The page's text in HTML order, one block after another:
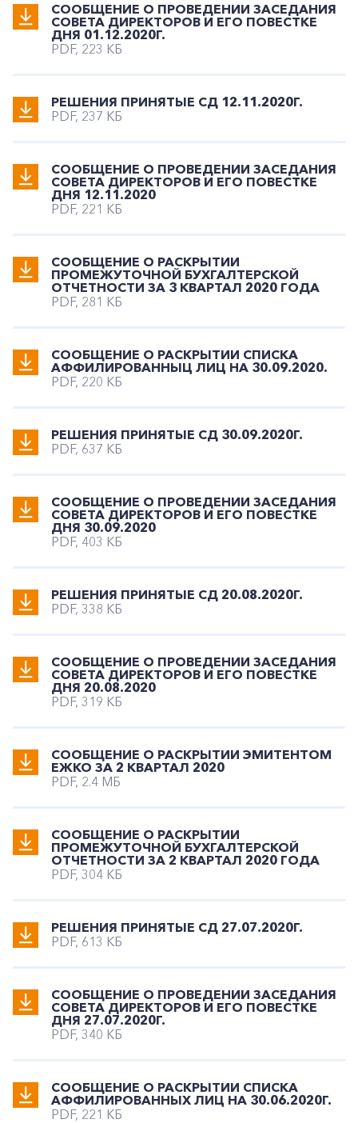
СООБЩЕНИЕ О ПРОВЕДЕНИИ ЗАСЕДАНИЯ
СОВЕТА ДИРЕКТОРОВ И ЕГО ПОВЕСТКЕ
ДНЯ 01.12.2020Г.
PDF, 223 КБ
РЕШЕНИЯ ПРИНЯТЫЕ СД 12.11.2020Г.
PDF, 237 КБ
СООБЩЕНИЕ О ПРОВЕДЕНИИ ЗАСЕДАНИЯ
СОВЕТА ДИРЕКТОРОВ И ЕГО ПОВЕСТКЕ
ДНЯ 12.11.2020
PDF, 221 КБ
СООБЩЕНИЕ О РАСКРЫТИИ
ПРОМЕЖУТОЧНОЙ БУХГАЛТЕРСКОЙ
ОТЧЕТНОСТИ ЗА 3 КВАРТАЛ 2020 ГОДА
PDF, 281 КБ
СООБЩЕНИЕ О РАСКРЫТИИ СПИСКА
АФФИЛИРОВАННЫЦ ЛИЦ НА 30.09.2020.
PDF, 220 КБ
РЕШЕНИЯ ПРИНЯТЫЕ СД 30.09.2020Г.
PDF, 637 КБ
СООБЩЕНИЕ О ПРОВЕДЕНИИ ЗАСЕДАНИЯ
СОВЕТА ДИРЕКТОРОВ И ЕГО ПОВЕСТКЕ
ДНЯ 30.09.2020
PDF, 403 КБ
РЕШЕНИЯ ПРИНЯТЫЕ СД 20.08.2020Г.
PDF, 338 КБ
СООБЩЕНИЕ О ПРОВЕДЕНИИ ЗАСЕДАНИЯ
СОВЕТА ДИРЕКТОРОВ И ЕГО ПОВЕСТКЕ
ДНЯ 20.08.2020
PDF, 319 КБ
СООБЩЕНИЕ О РАСКРЫТИИ ЭМИТЕНТОМ
ЕЖКО ЗА 2 КВАРТАЛ 2020
PDF, 2.4 МБ
СООБЩЕНИЕ О РАСКРЫТИИ
ПРОМЕЖУТОЧНОЙ БУХГАЛТЕРСКОЙ
ОТЧЕТНОСТИ ЗА 2 КВАРТАЛ 2020 ГОДА
PDF, 304 КБ
РЕШЕНИЯ ПРИНЯТЫЕ СД 27.07.2020Г.
PDF, 613 КБ
СООБЩЕНИЕ О ПРОВЕДЕНИИ ЗАСЕДАНИЯ
СОВЕТА ДИРЕКТОРОВ И ЕГО ПОВЕСТКЕ
ДНЯ 27.07.2020Г.
PDF, 340 КБ
CООБЩЕНИЕ О РАСКРЫТИИ СПИСКА
АФФИЛИРОВАННЫХ ЛИЦ НА 30.06.2020Г.
PDF, 221 КБ